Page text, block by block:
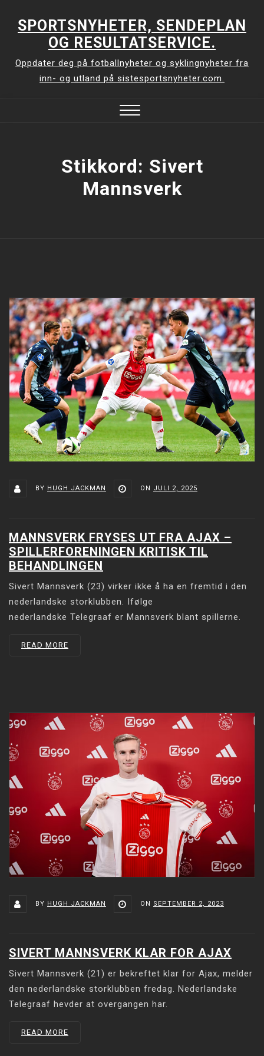
SPORTSNYHETER, SENDEPLAN
OG RESULTATSERVICE.
Oppdater deg på fotballnyheter og syklingnyheter fra
inn- og utland på sistesportsnyheter.com.
Stikkord: Sivert
Mannsverk
BY HUGH JACKMAN ON JULI 2, 2025
MANNSVERK FRYSES UT FRA AJAX –
SPILLERFORENINGEN KRITISK TIL
BEHANDLINGEN
Sivert Mannsverk (23) virker ikke å ha en fremtid i den
nederlandske storklubben. Ifølge
nederlandske Telegraaf er Mannsverk blant spillerne.
READ MORE
BY HUGH JACKMAN ON SEPTEMBER 2, 2023
SIVERT MANNSVERK KLAR FOR AJAX
Sivert Mannsverk (21) er bekreftet klar for Ajax, melder
den nederlandske storklubben fredag. Nederlandske
Telegraaf hevder at overgangen har.
READ MORE